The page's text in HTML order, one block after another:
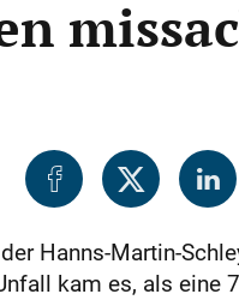
Hanns-Martin-
kam es, als